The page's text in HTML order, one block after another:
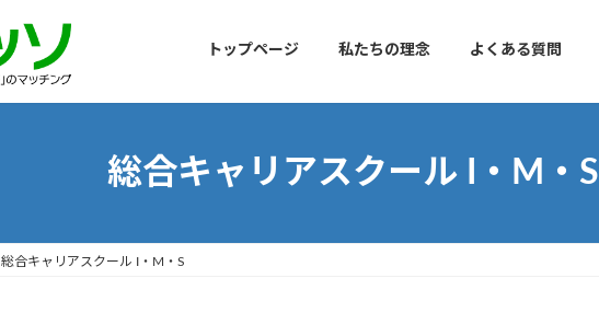
トップページ 私たちの理念 よくある質問
総合キャリアスクール I・M・S
総合キャリアスクール I・M・S